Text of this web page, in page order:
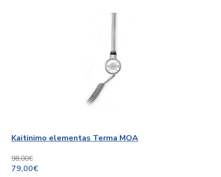
Kaitinimo elementas Terma MOA
98,00€
79,00€